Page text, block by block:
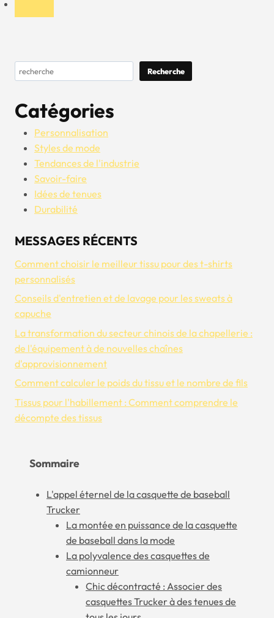
Rechercher Recherche
Catégories
Personnalisation
Styles de mode
Tendances de l'industrie
Savoir-faire
Idées de tenues
Durabilité
MESSAGES RÉCENTS
Comment choisir le meilleur tissu pour des t-shirts
personnalisés
Conseils d'entretien et de lavage pour les sweats à
capuche
La transformation du secteur chinois de la chapellerie :
de l'équipement à de nouvelles chaînes
d'approvisionnement
Comment calculer le poids du tissu et le nombre de fils
Tissus pour l'habillement : Comment comprendre le
décompte des tissus
Sommaire
L'appel éternel de la casquette de baseball
Trucker
La montée en puissance de la casquette
de baseball dans la mode
La polyvalence des casquettes de
camionneur
Chic décontracté : Associer des
casquettes Trucker à des tenues de